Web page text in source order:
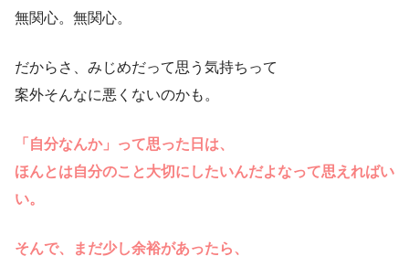
無関心。無関心。
だからさ、みじめだって思う気持ちって
案外そんなに悪くないのかも。
「自分なんか」って思った日は、
ほんとは自分のこと大切にしたいんだよなって思えればい
い。
そんで、まだ少し余裕があったら、